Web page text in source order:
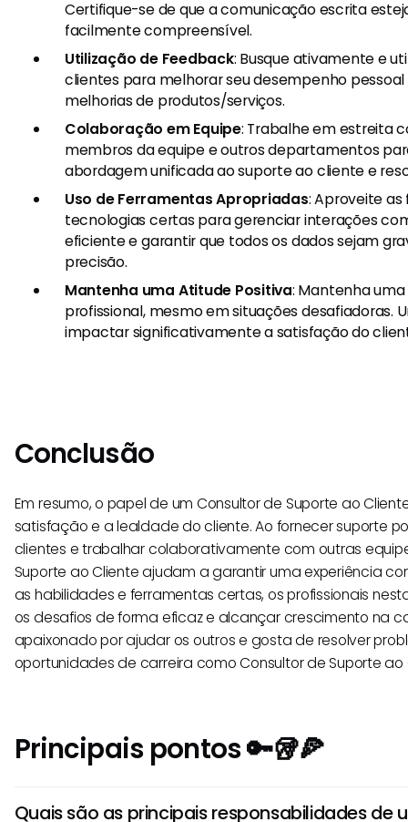
Certifique-se de que a comunicação escrita
facilmente compreensível.
Utilização de Feedback: Busque ativamente e
clientes para melhorar seu desempenho
melhorias de produtos/serviços.
Colaboração em Equipe: Trabalhe em estreita
membros da equipe e outros departamentos
abordagem unificada ao suporte ao cliente e
Uso de Ferramentas Apropriadas: Aproveite
tecnologias certas para gerenciar interações
eficiente e garantir que todos os dados sejam
precisão.
Mantenha uma Atitude Positiva: Mantenha
profissional, mesmo em situações desafiadoras.
impactar significativamente a satisfação do
Conclusão
Em resumo, o papel de um Consultor de Suporte ao
satisfação e a lealdade do cliente. Ao fornecer suporte
clientes e trabalhar colaborativamente com outras
Suporte ao Cliente ajudam a garantir uma experiência
as habilidades e ferramentas certas, os profissionais
os desafios de forma eficaz e alcançar crescimento na
apaixonado por ajudar os outros e gosta de resolver
oportunidades de carreira como Consultor de Suporte ao
Principais pontos 🔑🥡🍕
Quais são as principais responsabilidades de